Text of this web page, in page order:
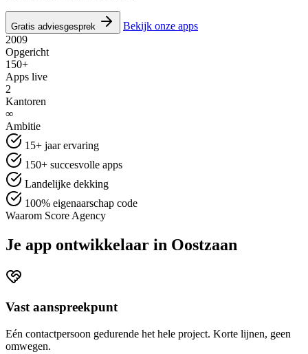
Gratis adviesgesprek
Bekijk onze apps
2009
Opgericht
150+
Apps live
2
Kantoren
∞
Ambitie
15+ jaar ervaring
150+ succesvolle apps
Landelijke dekking
100% eigenaarschap code
Waarom Score Agency
Je app ontwikkelaar in Oostzaan
Vast aanspreekpunt
Eén contactpersoon gedurende het hele project. Korte lijnen, geen
omwegen.